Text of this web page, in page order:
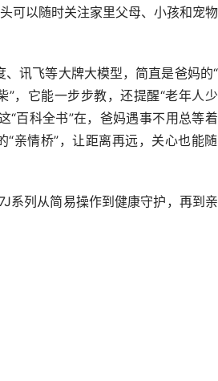
可以随时关注家里父母、小孩和宠
讯飞等大牌大模型，简直是爸妈的
”，它能一步步教，还提醒“老年人
“百科全书”在，爸妈遇事不用总等
亲情桥”，让距离再远，关心也能
系列从简易操作到健康守护，再到